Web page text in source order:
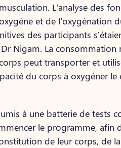
L’analyse des
et de l’oxygénation
des participants
Nigam. La
peut transporter et
du corps à oxygéner
à une batterie de tests
le programme, afin
de leur corps, de